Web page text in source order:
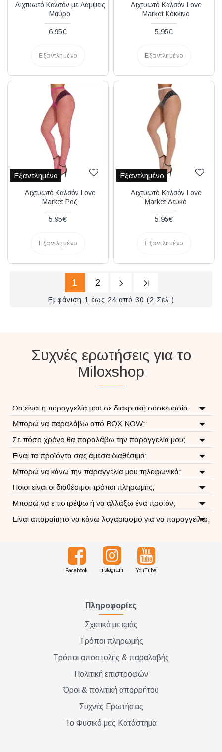
Διχτυωτό Καλσόν με Λάμψεις
Μαύρο
6,95€
Εξαντλημένο
Διχτυωτό Καλσόν Love
Market Κόκκινο
5,95€
Εξαντλημένο
Εξαντλημένο
Διχτυωτό Καλσόν Love
Market Ροζ
5,95€
Εξαντλημένο
Εξαντλημένο
Διχτυωτό Καλσόν Love
Market Λευκό
5,95€
Εξαντλημένο
1 2
Εμφάνιση 1 έως 24 από 30 (2 Σελ.)
Συχνές ερωτήσεις για το
Miloxshop
Θα είναι η παραγγελία μου σε διακριτική συσκευασία;
Μπορώ να παραλάβω από BOX NOW;
Σε πόσο χρόνο θα παραλάβω την παραγγελία μου;
Είναι τα προϊόντα σας άμεσα διαθέσιμα;
Μπορώ να κάνω την παραγγελία μου τηλεφωνικά;
Ποιοι είναι οι διαθέσιμοι τρόποι πληρωμής;
Μπορώ να επιστρέψω ή να αλλάξω ένα προϊόν;
Είναι απαραίτητο να κάνω λογαριασμό για να παραγγείλω;
Facebook Instagram YouTube
Πληροφορίες
Σχετικά με εμάς
Τρόποι πληρωμής
Τρόποι αποστολής & παραλαβής
Πολιτική επιστροφών
Όροι & πολιτική απορρήτου
Συχνές Ερωτήσεις
Το Φυσικό μας Κατάστημα